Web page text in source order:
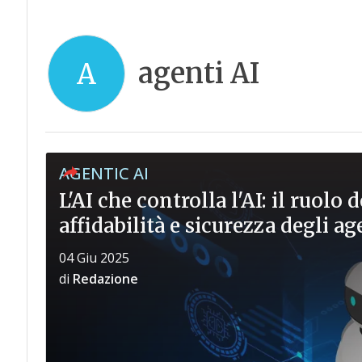
A agenti AI
AGENTIC AI
L'AI che controlla l'AI: il ruolo
affidabilità e sicurezza degli
04 Giu 2025
di Redazione